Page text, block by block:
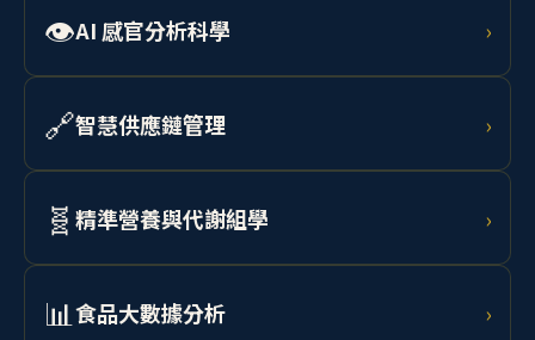
預測。
👁️AI 感官分析科學 ›
結合非破壞性加工技術、電腦視覺與光譜分析進行食品
析。
🔗智慧供應鏈管理 ›
學習 AI 需求預測、RFID 追蹤、區塊鏈溯源與物聯網監
🧬 精準營養與代謝組學 ›
結合腸道微生物體分析、代謝組學資料與 AI 模型，為個
📊食品大數據分析 ›